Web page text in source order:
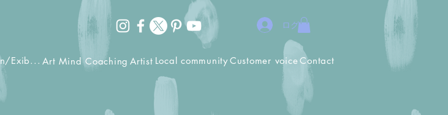
ログイン
Exib... Art Mind Coaching Artist Local communityCustomer voiceContact